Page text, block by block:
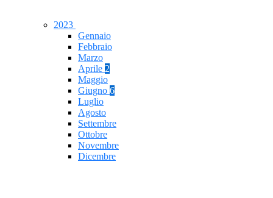
2023
Gennaio
Febbraio
Marzo
Aprile 2
Maggio
Giugno 6
Luglio
Agosto
Settembre
Ottobre
Novembre
Dicembre